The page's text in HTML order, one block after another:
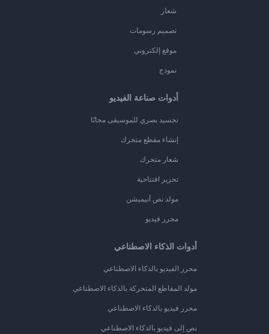
شعار
تصميم رسومات
موقع إلكتروني
نموذج
أدوات صناعة الفيديو
تجسيد بصري للموسيقى مجانًا
إنشاء مقطع متحرك
شعار متحرك
تحرير افتتاحية
مولد نص أنيميشن
محرر فيديو
أدوات الذكاء الاصطناعي
محرر الفيديو بالذكاء الاصطناعي
مولد المقاطع المتحركة بالذكاء الاصطناعي
محرر فيديو بالذكاء الاصطناعي
نص إلى فيديو بالذكاء الاصطناعي